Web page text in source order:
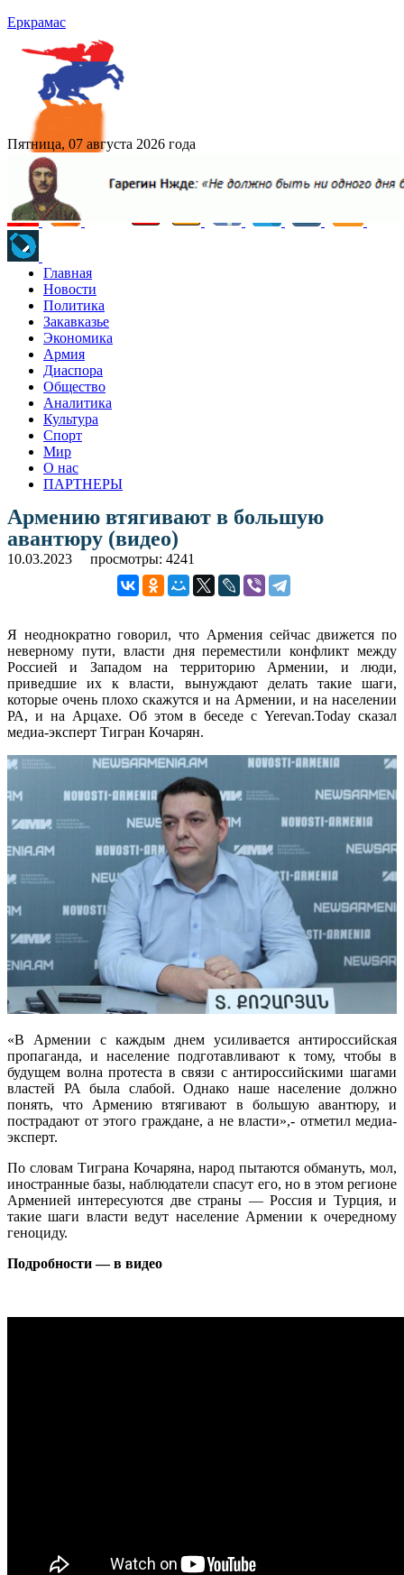
Еркрамас
Пятница, 07 августа 2026 года
Главная
Новости
Политика
Закавказье
Экономика
Армия
Диаспора
Общество
Аналитика
Культура
Спорт
Мир
О нас
ПАРТНЕРЫ
Армению втягивают в большую
авантюру (видео)
10.03.2023 просмотры: 4241
Я неоднократно говорил, что Армения сейчас движется по
неверному пути, власти дня переместили конфликт между
Россией и Западом на территорию Армении, и люди,
приведшие их к власти, вынуждают делать такие шаги,
которые очень плохо скажутся и на Армении, и на населении
РА, и на Арцахе. Об этом в беседе с Yerevan.Today сказал
медиа-эксперт Тигран Кочарян.
«В Армении с каждым днем усиливается антироссийская
пропаганда, и население подготавливают к тому, чтобы в
будущем волна протеста в связи с антироссийскими шагами
властей РА была слабой. Однако наше население должно
понять, что Армению втягивают в большую авантюру, и
пострадают от этого граждане, а не власти»,- отметил медиа-
эксперт.
По словам Тиграна Кочаряна, народ пытаются обмануть, мол,
иностранные базы, наблюдатели спасут его, но в этом регионе
Арменией интересуются две страны — Россия и Турция, и
такие шаги власти ведут население Армении к очередному
геноциду.
Подробности — в видео